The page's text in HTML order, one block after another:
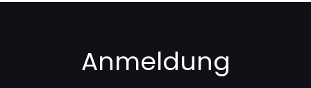
Anmeldung